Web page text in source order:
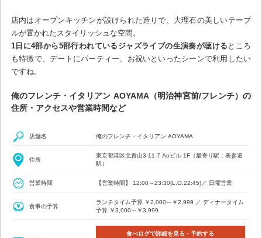
店内はオープンキッチンが設けられた造りで、大理石の美しいテーブ
ルが置かれたスタイリッシュな空間。
1日に4部から5部行われているジャズライブの生演奏が聴ける ところ
も特徴で、デートにパーティー、お祝いといったシーンで利用したい
ですね。
俺のフレンチ・イタリアン AOYAMA（明治神宮前/フレンチ）の
住所・アクセスや営業時間など
店舗名 俺のフレンチ・イタリアン AOYAMA
住所
東京都港区北青山3-11-7 Aoビル 1F（最寄り駅：表参道
駅）
営業時間 【営業時間】 12:00～23:30(L.O.22:45)／ 日曜営業
食事の予算
ランチタイム予算 ￥2,000～￥2,999 ／ ディナータイム
予算 ￥3,000～￥3,999
食べログで詳細を見る・予約する